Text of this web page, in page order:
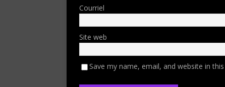
Courriel
Site web
Save my name, email, and website in